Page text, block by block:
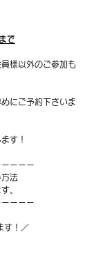
で
様以外のご参加も
にご予約下さいま
す！
ーーー
方法
。
ーーー
す！／